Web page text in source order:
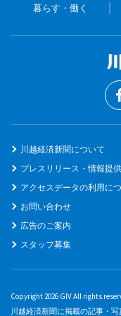
暮らす・働く
川越経済新聞について
プレスリリース・情報提
アクセスデータの利用に
お問い合わせ
広告のご案内
スタッフ募集
Copyright 2026 GIV All rights
川越経済新聞に掲載の記事・